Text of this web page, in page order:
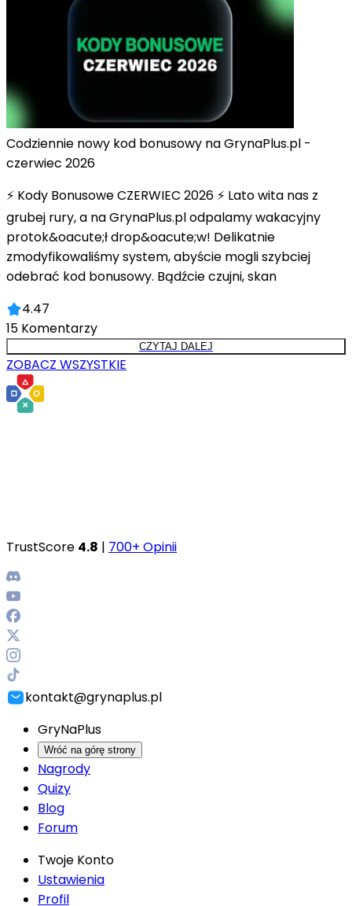
Codziennie nowy kod bonusowy na GrynaPlus.pl -
czerwiec 2026
⚡ Kody Bonusowe CZERWIEC 2026 ⚡ Lato wita nas z
grubej rury, a na GrynaPlus.pl odpalamy wakacyjny
protok&oacute;ł drop&oacute;w! Delikatnie
zmodyfikowaliśmy system, abyście mogli szybciej
odebrać kod bonusowy. Bądźcie czujni, skan
4.47
15 Komentarzy
CZYTAJ DALEJ
ZOBACZ WSZYSTKIE
TrustScore 4.8 | 700+ Opinii
kontakt@grynaplus.pl
GryNaPlus
Wróć na górę strony
Nagrody
Quizy
Blog
Forum
Twoje Konto
Ustawienia
Profil